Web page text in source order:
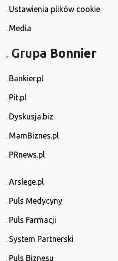
Ustawienia plików cookie
Media
Grupa Bonnier
Bankier.pl
Pit.pl
Dyskusja.biz
MamBiznes.pl
PRnews.pl
Arslege.pl
Puls Medycyny
Puls Farmacji
System Partnerski
Puls Biznesu